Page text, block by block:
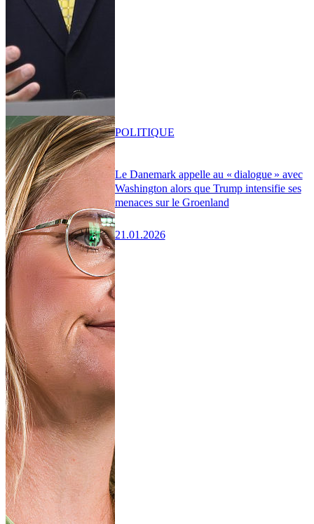
Le Danemark appelle au « dialogue » avec
Washington alors que Trump intensifie ses
menaces sur le Groenland
21.01.2026
POLITIQUE